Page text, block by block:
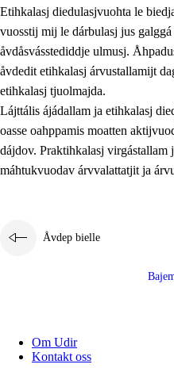
Etihkalasj diedulasjvuohta le
vuosstij mij le dárbulasj jus
åvdåsvásstediddje ulmusj.
åvdedit etihkalasj árvustallamijt
etihkalasj tjuolmajda.
Lájttális ájádallam ja etihkalasj
oasse oahppamis moatten
dájdov. Praktihkalasj virgástallam
máhtukvuodav árvvalattatjit ja
Åvdep bielle
Om Udir
Kontakt oss